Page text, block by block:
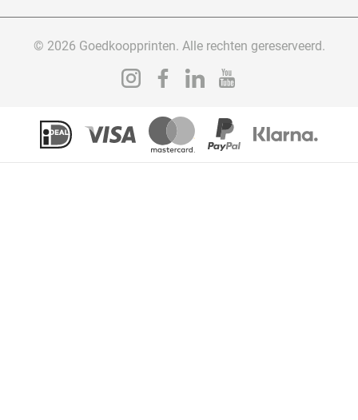
© 2026 Goedkoopprinten. Alle rechten gereserveerd.